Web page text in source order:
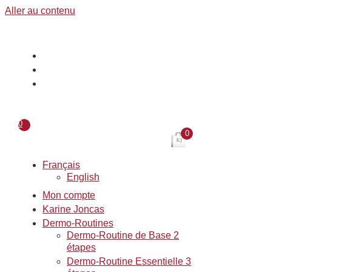
Aller au contenu
0
0
Français
English
Mon compte
Karine Joncas
Dermo-Routines
Dermo-Routine de Base 2
étapes
Dermo-Routine Essentielle 3